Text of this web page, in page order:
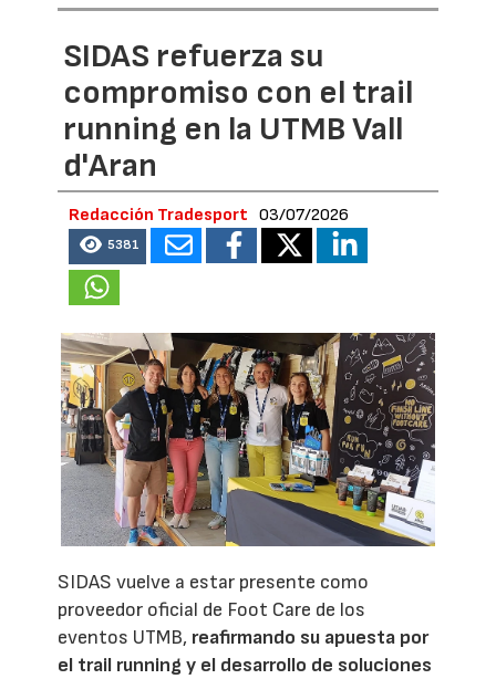
SIDAS refuerza su
compromiso con el trail
running en la UTMB Vall
d'Aran
Redacción Tradesport 03/07/2026
5381
SIDAS vuelve a estar presente como
proveedor oficial de Foot Care de los
eventos UTMB, reafirmando su apuesta por
el trail running y el desarrollo de soluciones